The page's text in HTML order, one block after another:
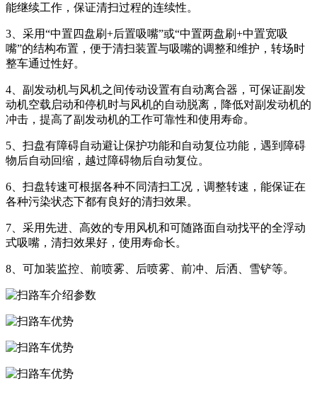
能继续工作，保证清扫过程的连续性。
3、采用“中置四盘刷+后置吸嘴”或“中置两盘刷+中置宽吸
嘴”的结构布置，便于清扫装置与吸嘴的调整和维护，转场时
整车通过性好。
4、副发动机与风机之间传动设置有自动离合器，可保证副发
动机空载启动和停机时与风机的自动脱离，降低对副发动机的
冲击，提高了副发动机的工作可靠性和使用寿命。
5、扫盘有障碍自动避让保护功能和自动复位功能，遇到障碍
物后自动回缩，越过障碍物后自动复位。
6、扫盘转速可根据各种不同清扫工况，调整转速，能保证在
各种污染状态下都有良好的清扫效果。
7、采用先进、高效的专用风机和可随路面自动找平的全浮动
式吸嘴，清扫效果好，使用寿命长。
8、可加装监控、前喷雾、后喷雾、前冲、后洒、雪铲等。